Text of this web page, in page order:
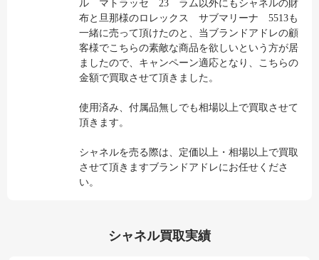
ル マトラッセ 23 ラム以外にもシャネルの財
布と旦那様のロレックス サブマリーナ 5513も
一緒に売って頂けたのと、当ブランドアドレの顧
客様でこちらの素敵な商品を欲しいという方が居
ましたので、キャンペーン適応となり、こちらの
金額で買取させて頂きました。
使用済み、付属品無しでも相場以上で買取させて
頂きます。
シャネルを売る際は、定価以上・相場以上で買取
させて頂きますブランドアドレにお任せくださ
い。
シャネル買取実績